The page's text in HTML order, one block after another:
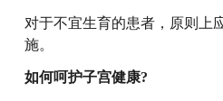
对于不宜生育的患者，原则上
施。
如何呵护子宫健康?